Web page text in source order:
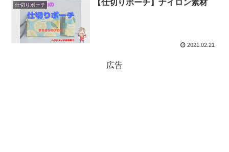
仕切りポーチ 【仕切りポーチ】ナイロン素材
2021.02.21
広告